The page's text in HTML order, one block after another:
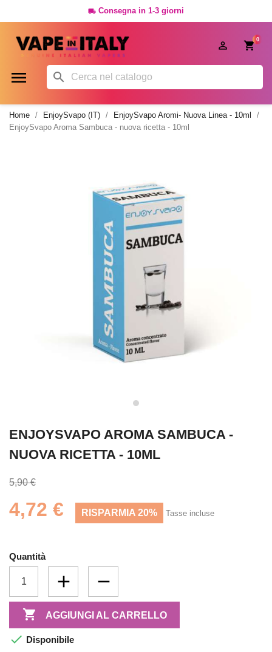
 Consegna in 1-3 giorni
0

 
Home EnjoySvapo (IT)
EnjoySvapo Aromi- Nuova Linea - 10ml
EnjoySvapo Aroma Sambuca - nuova ricetta - 10ml
ENJOYSVAPO AROMA SAMBUCA -
NUOVA RICETTA - 10ML
5,90 €
4,72 € RISPARMIA 20% Tasse incluse
Quantità
 AGGIUNGI AL CARRELLO
 Disponibile